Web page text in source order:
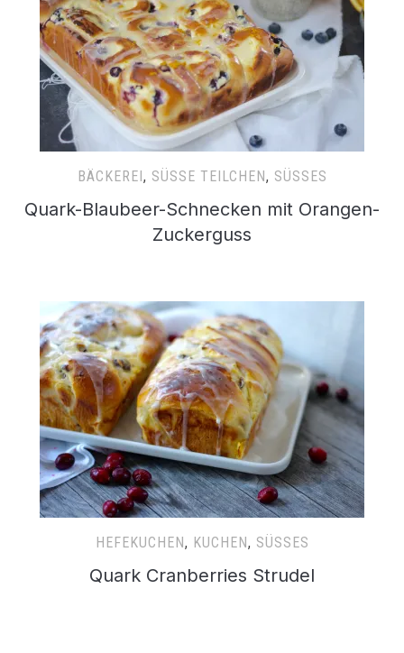
BÄCKEREI, SÜSSE TEILCHEN , SÜSSES
Quark-Blaubeer-Schnecken mit Orangen-
Zuckerguss
HEFEKUCHEN, KUCHEN, SÜSSES
Quark Cranberries Strudel